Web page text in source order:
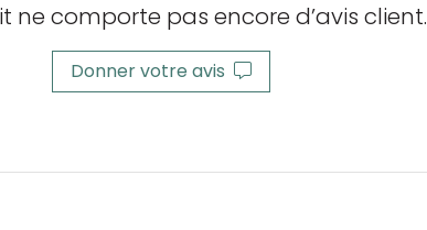
ne comporte pas encore d’avis client.
Donner votre avis